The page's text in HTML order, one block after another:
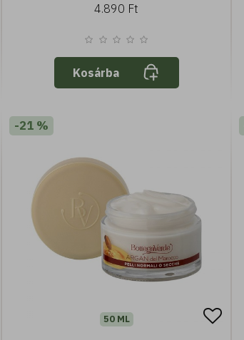
4.890 Ft
Kosárba
-21 %
50 ML